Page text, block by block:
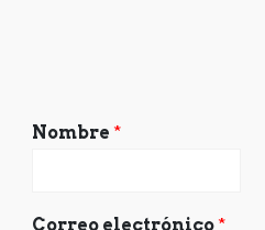
Nombre *
Correo electrónico *